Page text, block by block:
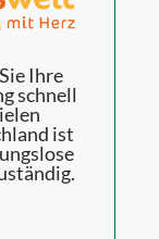
Ihre
schnell
ist